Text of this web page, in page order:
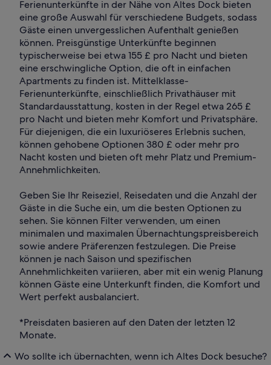
Ferienunterkünfte in der Nähe von Altes Dock bieten
eine große Auswahl für verschiedene Budgets, sodass
Gäste einen unvergesslichen Aufenthalt genießen
können. Preisgünstige Unterkünfte beginnen
typischerweise bei etwa 155 £ pro Nacht und bieten
eine erschwingliche Option, die oft in einfachen
Apartments zu finden ist. Mittelklasse-
Ferienunterkünfte, einschließlich Privathäuser mit
Standardausstattung, kosten in der Regel etwa 265 £
pro Nacht und bieten mehr Komfort und Privatsphäre.
Für diejenigen, die ein luxuriöseres Erlebnis suchen,
können gehobene Optionen 380 £ oder mehr pro
Nacht kosten und bieten oft mehr Platz und Premium-
Annehmlichkeiten.
Geben Sie Ihr Reiseziel, Reisedaten und die Anzahl der
Gäste in die Suche ein, um die besten Optionen zu
sehen. Sie können Filter verwenden, um einen
minimalen und maximalen Übernachtungspreisbereich
sowie andere Präferenzen festzulegen. Die Preise
können je nach Saison und spezifischen
Annehmlichkeiten variieren, aber mit ein wenig Planung
können Gäste eine Unterkunft finden, die Komfort und
Wert perfekt ausbalanciert.
*Preisdaten basieren auf den Daten der letzten 12
Monate.
Wo sollte ich übernachten, wenn ich Altes Dock besuche?